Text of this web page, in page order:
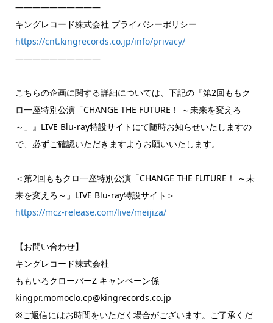
——————————
キングレコード株式会社 プライバシーポリシー
https://cnt.kingrecords.co.jp/info/privacy/
——————————
こちらの企画に関する詳細については、下記の『第2回ももク
ロ一座特別公演「CHANGE THE FUTURE！ ～未来を変えろ
～」』LIVE Blu-ray特設サイトにて随時お知らせいたしますの
で、必ずご確認いただきますようお願いいたします。
＜第2回ももクロ一座特別公演「CHANGE THE FUTURE！ ～未
来を変えろ～」LIVE Blu-ray特設サイト＞
https://mcz-release.com/live/meijiza/
【お問い合わせ】
キングレコード株式会社
ももいろクローバーZ キャンペーン係
kingpr.momoclo.cp@kingrecords.co.jp
※ご返信にはお時間をいただく場合がございます。ご了承くだ